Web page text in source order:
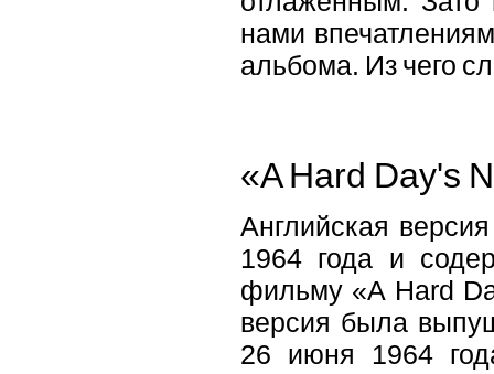
нами
альбома. Из чего
«A Hard Day's
Английская
1964 года и
фильму «A Hard
версия была
26 июня 1964